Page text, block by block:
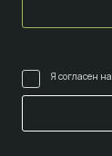
Я согласен на